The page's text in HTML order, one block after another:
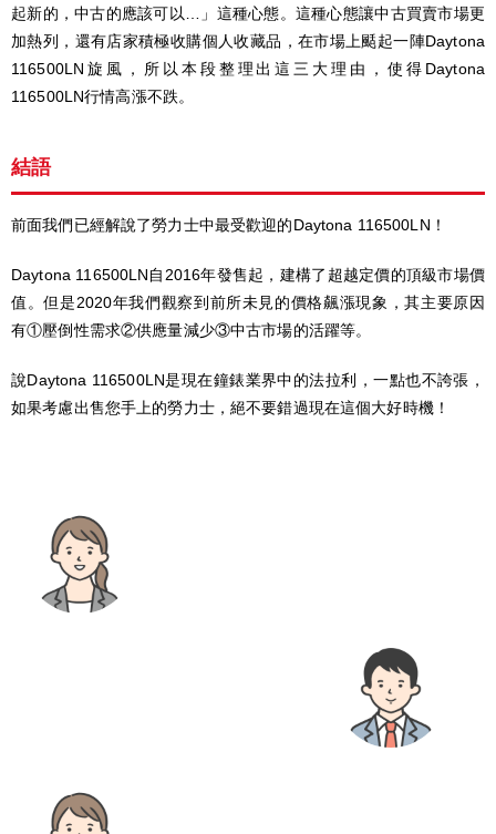
起新的，中古的應該可以…」這種心態。這種心態讓中古買賣市場更
加熱列，還有店家積極收購個人收藏品，在市場上颳起一陣Daytona
116500LN旋風，所以本段整理出這三大理由，使得Daytona
116500LN行情高漲不跌。
結語
前面我們已經解說了勞力士中最受歡迎的Daytona 116500LN！
Daytona 116500LN自2016年發售起，建構了超越定價的頂級市場價
值。但是2020年我們觀察到前所未見的價格飆漲現象，其主要原因
有①壓倒性需求②供應量減少③中古市場的活躍等。
說Daytona 116500LN是現在鐘錶業界中的法拉利，一點也不誇張，
如果考慮出售您手上的勞力士，絕不要錯過現在這個大好時機！